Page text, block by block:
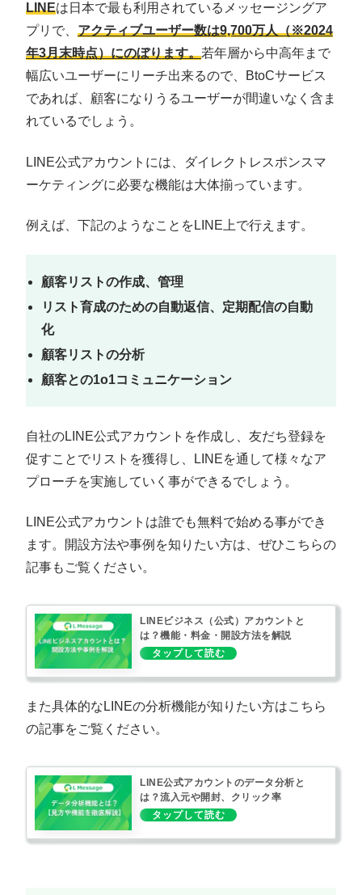
LINEは日本で最も利用されているメッセージングア
プリで、 アクティブユーザー数は9,700万人（※2024
年3月末時点）にのぼります。若年層から中高年まで
幅広いユーザーにリーチ出来るので、BtoCサービス
であれば、顧客になりうるユーザーが間違いなく含ま
れているでしょう。
LINE公式アカウントには、ダイレクトレスポンスマ
ーケティングに必要な機能は大体揃っています。
例えば、下記のようなことをLINE上で行えます。
顧客リストの作成、管理
リスト育成のための自動返信、定期配信の自動
化
顧客リストの分析
顧客との1o1コミュニケーション
自社のLINE公式アカウントを作成し、友だち登録を
促すことでリストを獲得し、LINEを通して様々なア
プローチを実施していく事ができるでしょう。
LINE公式アカウントは誰でも無料で始める事ができ
ます。開設方法や事例を知りたい方は、ぜひこちらの
記事もご覧ください。
LINEビジネス（公式）アカウントと
は？機能・料金・開設方法を解説
また具体的なLINEの分析機能が知りたい方はこちら
の記事をご覧ください。
LINE公式アカウントのデータ分析と
は？流入元や開封、クリック率